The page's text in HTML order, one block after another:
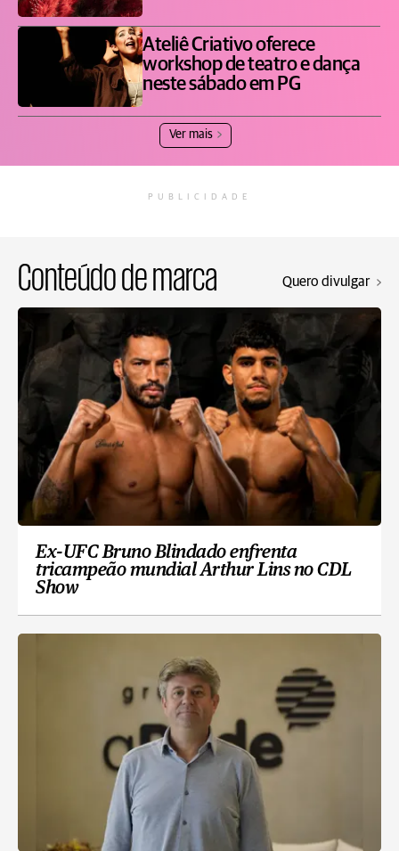
Ateliê Criativo oferece
workshop de teatro e dança
neste sábado em PG
Ver mais
PUBLICIDADE
Conteúdo de marca Quero divulgar
Ex-UFC Bruno Blindado enfrenta
tricampeão mundial Arthur Lins no CDL
Show